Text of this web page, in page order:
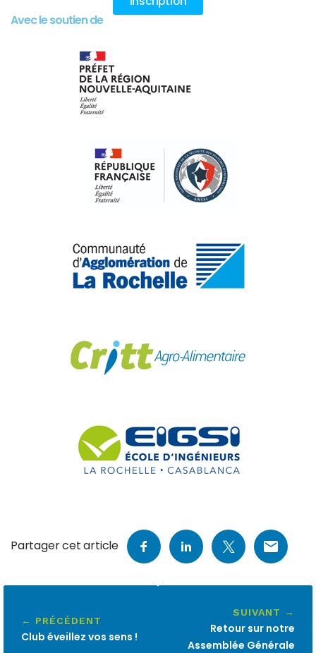
Avec le soutien de
Partager cet article
← PRÉCÉDENT
Club éveillez vos sens !
SUIVANT →
Retour sur notre
Assemblée Générale